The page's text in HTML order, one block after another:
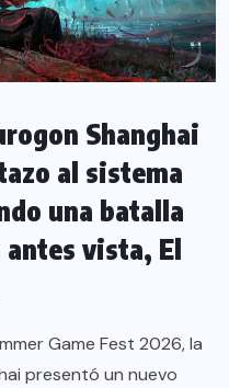
Shanghai
al sistema
una batalla
vista, El
Game Fest 2026, la
presentó un nuevo